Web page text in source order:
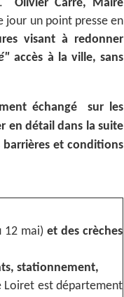
Olivier Carré, Maire
jour un point presse en
visant à redonner
accès à la ville, sans
échangé sur les
en détail dans la suite
barrières et conditions
12 mai)et des crèches
stationnement,
Loiret est département